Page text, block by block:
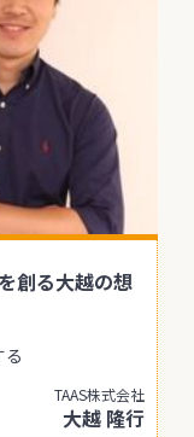
創る大越の想
る
TAAS株式会社
大越 隆行